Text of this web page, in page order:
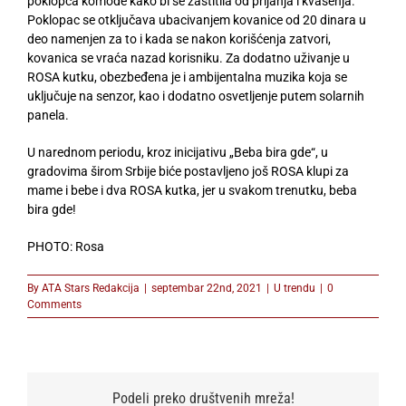
Poklopac se otključava ubacivanjem kovanice od 20 dinara u
deo namenjen za to i kada se nakon korišćenja zatvori,
kovanica se vraća nazad korisniku. Za dodatno uživanje u
ROSA kutku, obezbeđena je i ambijentalna muzika koja se
uključuje na senzor, kao i dodatno osvetljenje putem solarnih
panela.
U narednom periodu, kroz inicijativu „Beba bira gde“, u
gradovima širom Srbije biće postavljeno još ROSA klupi za
mame i bebe i dva ROSA kutka, jer u svakom trenutku, beba
bira gde!
PHOTO: Rosa
By ATA Stars Redakcija septembar 22nd, 2021 U trendu
0
Comments
Podeli preko društvenih mreža!